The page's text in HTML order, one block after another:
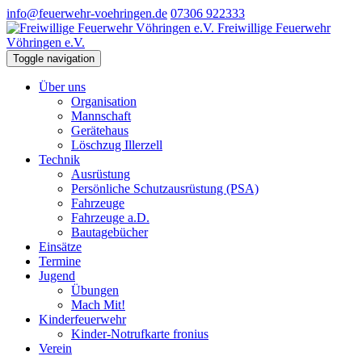
info@feuerwehr-voehringen.de 07306 922333
Freiwillige Feuerwehr
Vöhringen e.V.
Toggle navigation
Über uns
Organisation
Mannschaft
Gerätehaus
Löschzug Illerzell
Technik
Ausrüstung
Persönliche Schutzausrüstung (PSA)
Fahrzeuge
Fahrzeuge a.D.
Bautagebücher
Einsätze
Termine
Jugend
Übungen
Mach Mit!
Kinderfeuerwehr
Kinder-Notrufkarte fronius
Verein